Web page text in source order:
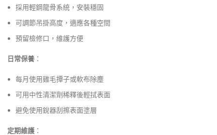
採用輕鋼龍骨系統，安裝穩固
可調節吊掛高度，適應各種空間
預留檢修口，維護方便
日常保養 ：
每月使用雞毛撢子或軟布除塵
可用中性清潔劑稀釋後輕拭表面
避免使用銳器刮擦表面塗層
定期維護 ：